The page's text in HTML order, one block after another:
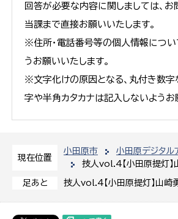
現在位置
小田原市 小田原デジタル
技人vol.4【小田原提灯】
足あと 技人vol.4【小田原提灯】山崎
回答が必要な内容に関しましては、お
当課まで直接お願いいたします。
※住所・電話番号等の個人情報につい
うお願いいたします。
※文字化けの原因となる、丸付き数
字や半角カタカナは記入しないようお